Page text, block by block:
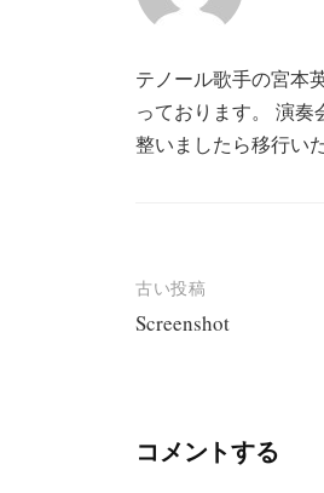
テノール歌手の宮本
っております。 演
整いましたら移行い
投
稿
ゲ
古い投稿
Screenshot
コメントする